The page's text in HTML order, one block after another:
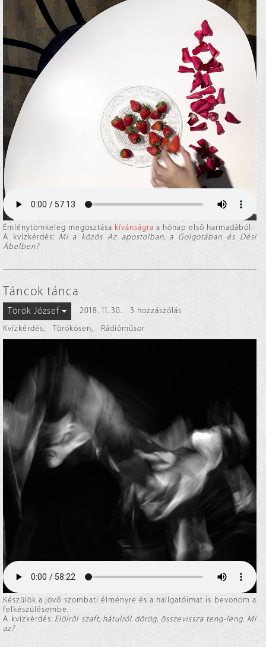
Émlénytömkeleg megosztása kívánságra a hónap első harmadából.
A kvízkérdés: Mi a közös Az apostolban, a Golgotában és Dési
Ábelben?
Táncok tánca
Török József 2018. 11. 30.
3 hozzászólás
Kvízkérdés, Törökösen, Rádióműsor
Készülök a jövő szombati élményre és a hallgatóimat is bevonom a
felkészülésembe.
A kvízkérdés: Elölről szaft, hátulról dörög, összevissza teng-leng. Mi
az?